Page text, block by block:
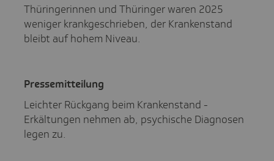
Thüringerinnen und Thüringer waren 2025
weniger krankgeschrieben, der Krankenstand
bleibt auf hohem Niveau.
Pres­se­mit­tei­lung
Leichter Rückgang beim Krankenstand -
Erkältungen nehmen ab, psychische Diagnosen
legen zu.